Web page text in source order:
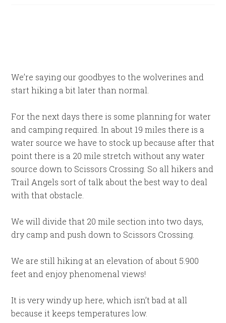
We’re saying our goodbyes to the wolverines and
start hiking a bit later than normal.
For the next days there is some planning for water
and camping required. In about 19 miles there is a
water source we have to stock up because after that
point there is a 20 mile stretch without any water
source down to Scissors Crossing. So all hikers and
Trail Angels sort of talk about the best way to deal
with that obstacle.
We will divide that 20 mile section into two days,
dry camp and push down to Scissors Crossing.
We are still hiking at an elevation of about 5.900
feet and enjoy phenomenal views!
It is very windy up here, which isn’t bad at all
because it keeps temperatures low.